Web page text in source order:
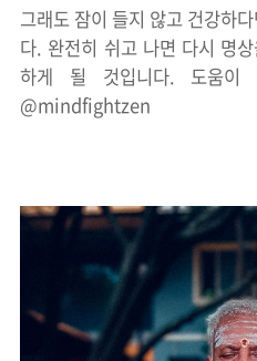
그래도 잠이 들지 않고 건강하
다. 완전히 쉬고 나면 다시 명
하게 될 것입니다. 도움이
@mindfightzen